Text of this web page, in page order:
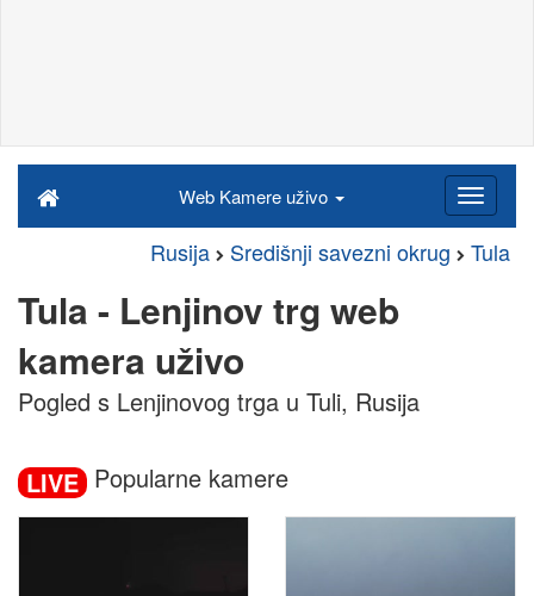
Web Kamere uživo
Rusija Središnji savezni okrug Tula
Tula - Lenjinov trg web
kamera uživo
Pogled s Lenjinovog trga u Tuli, Rusija
LIVE Popularne kamere